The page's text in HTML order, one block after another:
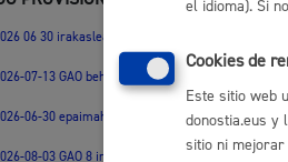
06 30 irakaslea fagota onartutako behin-
07-13 GAO behin-behineko onartuen zerrenda
06-30 epaimahai bakarra 1 ariketa.pdf
08-03 GAO 8 irakasle plaza betetzeko
el idioma). Si
Cookies de
Este sitio web
donostia.eus y
sitio ni mejorar